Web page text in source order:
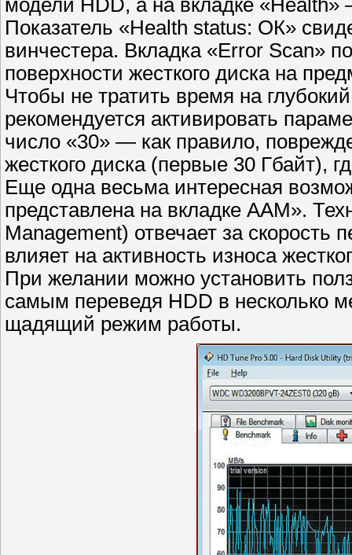
Показатель «Health status: ОК»
винчестера. Вкладка «Error Scan»
поверхности жесткого диска на
Чтобы не тратить время на
рекомендуется активировать
число «30» — как правило,
жесткого диска (первые 30 Гбайт),
Еще одна весьма интересная
представлена на вкладке AAM».
Management) отвечает за скорость
влияет на активность износа
При желании можно установить
самым переведя HDD в несколько
щадящий режим работы.